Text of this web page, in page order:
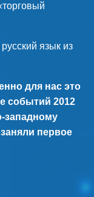
язык из
для нас это
событий 2012
западному
первое